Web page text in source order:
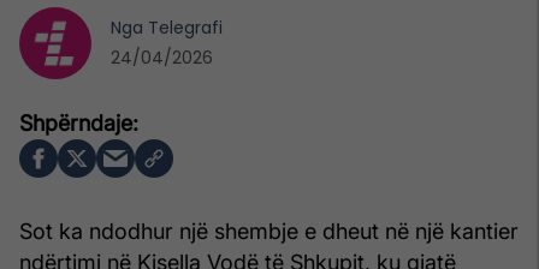
Sot ka ndodhur një shembje e dheut në një kantier
ndërtimi në Kisella Vodë të Shkupit, ku gjatë
Nga Telegrafi
24/04/2026